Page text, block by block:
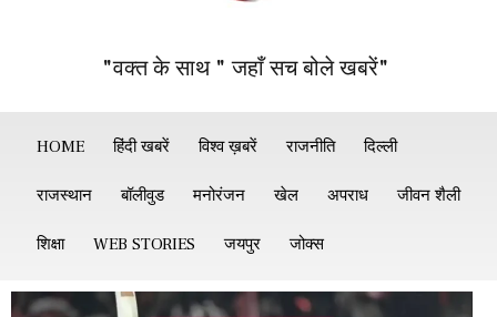
"वक्त के साथ " जहाँ सच बोले खबरें"
HOME हिंदी खबरें विश्व ख़बरें राजनीति दिल्ली
राजस्थान बॉलीवुड मनोरंजन खेल अपराध जीवन शैली
शिक्षा WEB STORIES जयपुर जोक्स